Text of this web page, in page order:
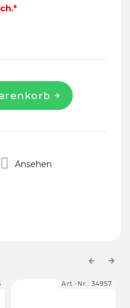
Ansehen
Previous
Art.-Nr.:99184
Next